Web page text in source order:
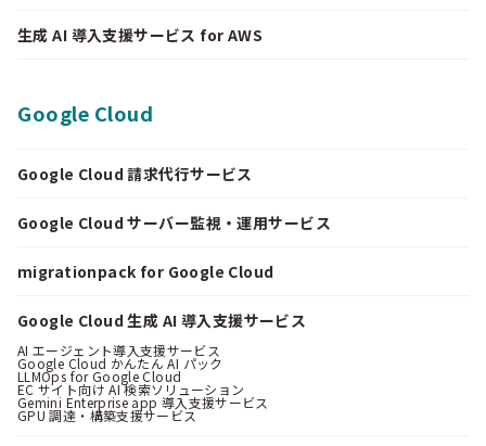
生成 AI 導入支援サービス for AWS
Google Cloud
Google Cloud 請求代行サービス
Google Cloud サーバー監視・運用サービス
migrationpack for Google Cloud
Google Cloud 生成 AI 導入支援サービス
AI エージェント導入支援サービス
Google Cloud かんたん AI パック
LLMOps for Google Cloud
EC サイト向け AI 検索ソリューション
Gemini Enterprise app 導入支援サービス
GPU 調達・構築支援サービス